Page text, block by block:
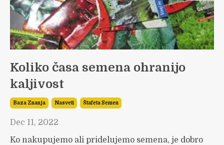
Koliko časa semena ohranijo
kaljivost
Baza Znanja Nasveti Štafeta Semen
Dec 11, 2022
Ko nakupujemo ali pridelujemo semena, je dobro